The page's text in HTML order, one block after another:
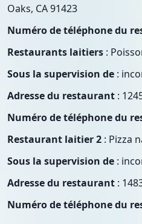
Oaks, CA 91423
Numéro de téléphone du
Restaurants laitiers :
Sous la supervision de :
Adresse du restaurant :
Numéro de téléphone du
Restaurant laitier 2 : Pizza
Sous la supervision de :
Adresse du restaurant :
Numéro de téléphone du